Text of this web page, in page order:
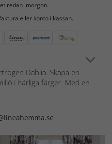
redan imorgon.
eller konto i kassan.
Dahlia. Skapa en
i härliga färger. Med en